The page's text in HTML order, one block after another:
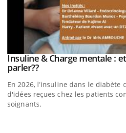
Youtube
Insuline & Charge mentale :
parler??Youtube
En 2026, l'insuline dans le diabète
d'idées reçues chez les patients
soignants.